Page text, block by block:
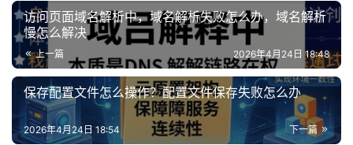
访问页面域名解析中，域名解析失败怎么办，域名解析
慢怎么解决
上一篇 2026年4月24日 18:48
保存配置文件怎么操作？配置文件保存失败怎么办
下一篇
2026年4月24日 18:54